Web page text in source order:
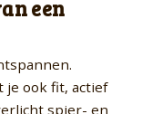
een
je ook fit, actief
spier- en